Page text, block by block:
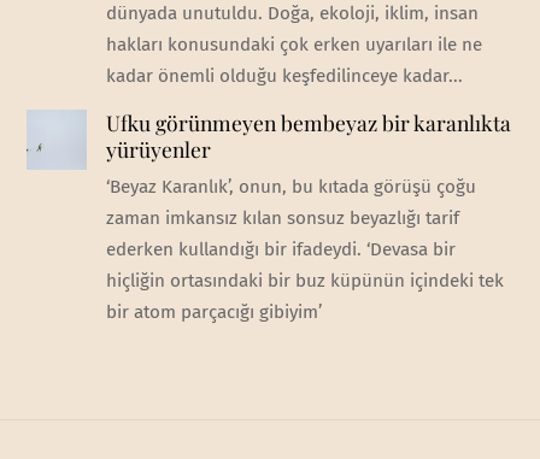
dünyada unutuldu. Doğa, ekoloji, iklim, insan
hakları konusundaki çok erken uyarıları ile ne
kadar önemli olduğu keşfedilinceye kadar...
Ufku görünmeyen bembeyaz bir karanlıkta
yürüyenler
‘Beyaz Karanlık’, onun, bu kıtada görüşü çoğu
zaman imkansız kılan sonsuz beyazlığı tarif
ederken kullandığı bir ifadeydi. ‘Devasa bir
hiçliğin ortasındaki bir buz küpünün içindeki tek
bir atom parçacığı gibiyim’